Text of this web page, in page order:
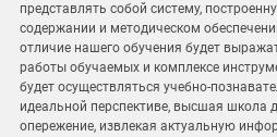
представлять собой систему,
содержании и методическом
отличие нашего обучения будет
работы обучаемых и комплексе
будет осуществляться учебно-
идеальной перспективе, высшая школа
опережение, извлекая актуальную